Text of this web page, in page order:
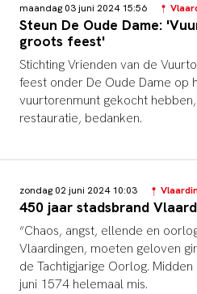
maandag 03 juni 2024 15:56
Steun De Oude Dame:
groots feest'
Stichting Vrienden van de
feest onder De Oude Dame op
vuurtorenmunt gekocht
restauratie, bedanken.
zondag 02 juni 2024 10:03
450 jaar stadsbrand
“Chaos, angst, ellende en
Vlaardingen, moeten geloven
de Tachtigjarige Oorlog.
juni 1574 helemaal mis.